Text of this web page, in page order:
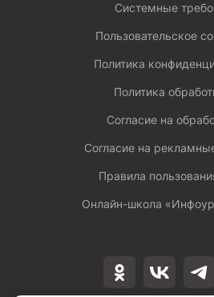
Системные
Пользовательское
Политика
Политика
Согласие на
Согласие на
Правила
Онлайн-школа